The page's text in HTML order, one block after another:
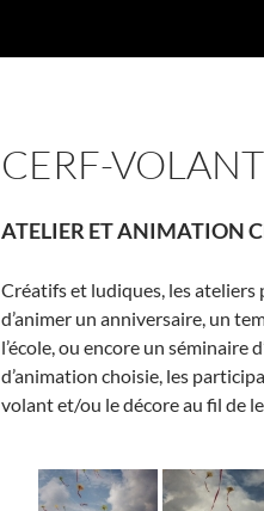
CERF-VOLANT
ATELIER ET ANIMATION
Créatifs et ludiques, les
d’animer un anniversaire, un
l’école, ou encore un séminaire
d’animation choisie, les
volant et/ou le décore au fil de